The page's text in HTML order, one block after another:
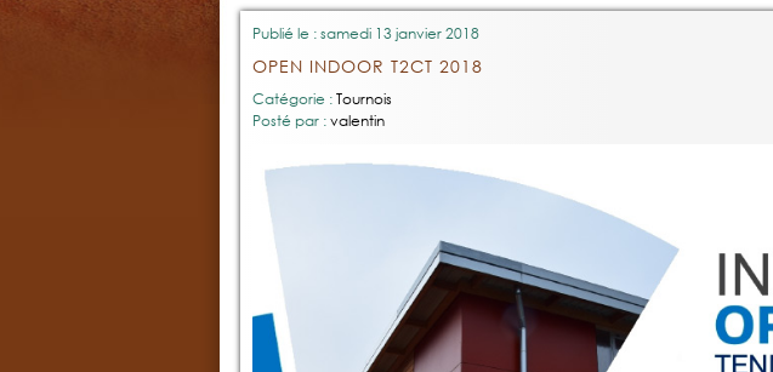
Publié le : samedi 13 janvier 2018
OPEN INDOOR T2CT 2018
Catégorie :Tournois
Posté par :valentin